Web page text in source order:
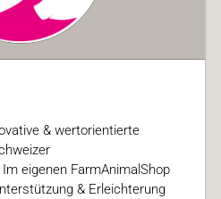
& wertorientierte
eigenen FarmAnimalShop
& Erleichterung